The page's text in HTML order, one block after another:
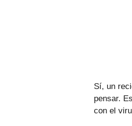
Sí, un
pensar.
con el